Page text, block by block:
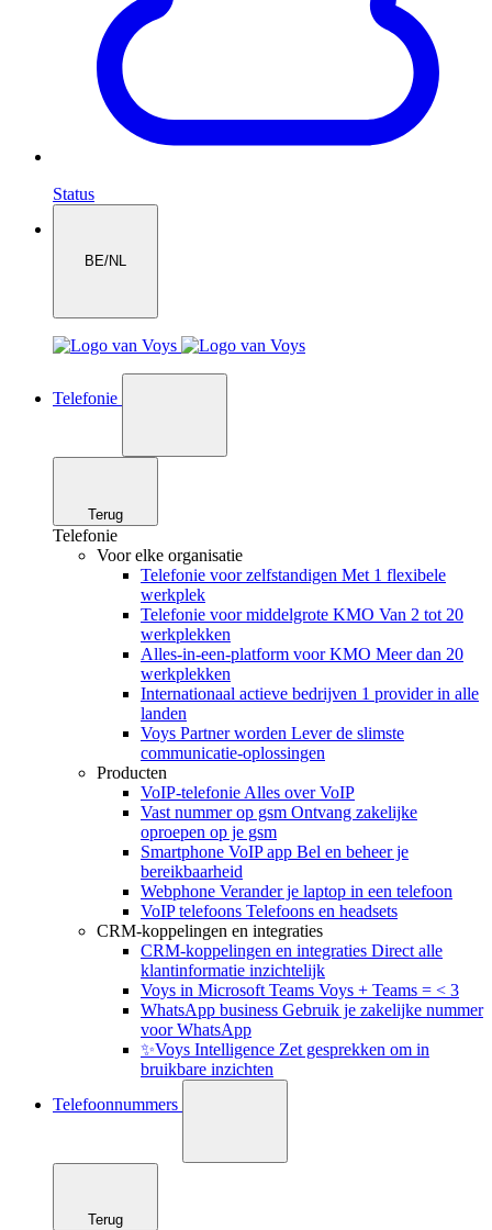
Status
BE/NL
Telefonie
Terug
Telefonie
Voor elke organisatie
Telefonie voor zelfstandigen Met 1 flexibele
werkplek
Telefonie voor middelgrote KMO Van 2 tot 20
werkplekken
Alles-in-een-platform voor KMO Meer dan 20
werkplekken
Internationaal actieve bedrijven 1 provider in alle
landen
Voys Partner worden Lever de slimste
communicatie-oplossingen
Producten
VoIP-telefonie Alles over VoIP
Vast nummer op gsm Ontvang zakelijke
oproepen op je gsm
Smartphone VoIP app Bel en beheer je
bereikbaarheid
Webphone Verander je laptop in een telefoon
VoIP telefoons Telefoons en headsets
CRM-koppelingen en integraties
CRM-koppelingen en integraties Direct alle
klantinformatie inzichtelijk
Voys in Microsoft Teams Voys + Teams = < 3
WhatsApp business Gebruik je zakelijke nummer
voor WhatsApp
✨Voys Intelligence Zet gesprekken om in
bruikbare inzichten
Telefoonnummers
Terug